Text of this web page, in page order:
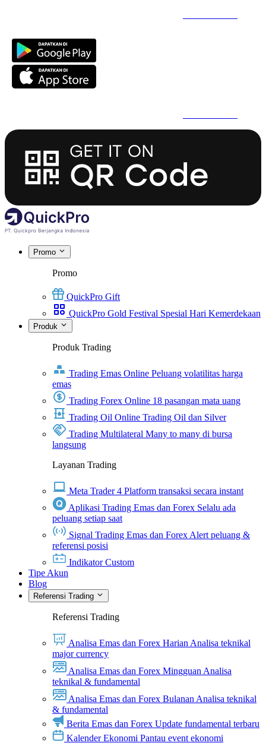
Promo
Promo
QuickPro Gift
QuickPro Gold Festival Spesial Hari Kemerdekaan
Produk
Produk Trading
Trading Emas Online Peluang volatilitas harga
emas
Trading Forex Online 18 pasangan mata uang
Trading Oil Online Trading Oil dan Silver
Trading Multilateral Many to many di bursa
langsung
Layanan Trading
Meta Trader 4 Platform transaksi secara instant
Aplikasi Trading Emas dan Forex Selalu ada
peluang setiap saat
Signal Trading Emas dan Forex Alert peluang &
referensi posisi
Indikator Custom
Tipe Akun
Blog
Referensi Trading
Referensi Trading
Analisa Emas dan Forex Harian Analisa teknikal
major currency
Analisa Emas dan Forex Mingguan Analisa
teknikal & fundamental
Analisa Emas dan Forex Bulanan Analisa teknikal
& fundamental
Berita Emas dan Forex Update fundamental terbaru
Kalender Ekonomi Pantau event ekonomi